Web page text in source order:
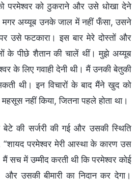
परमेश्वर को ठुकराने और उसे धोखा देने
मगर अय्यूब उनके जाल में नहीं फँसा, उसने
उसे फटकारा। इस बार मेरे दोस्तों और
के पीछे शैतान की चालें थीं। मुझे अय्यूब
के लिए गवाही देनी थी। मैं उनकी बेतुकी
थी। इन विचारों के बाद मैंने खुद को
नहीं किया, जितना पहले होता था।
की सर्जरी की गई और उसकी स्थिति
परमेश्वर मेरी आस्था के कारण उस
मैं सच में उम्मीद करती थी कि परमेश्वर कोई
उसकी बीमारी का निदान कर देगा।